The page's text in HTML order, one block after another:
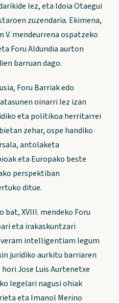
lez, eta Idoia Otaegui
zuzendaria. Ekimena,
V. mendeurrena ospatzeko
Foru Aldundia aurton
barruan dago.
Foru Barriak edo
oinarri lez izan
eta politikoa herritarrei
zehar, ospe handiko
antolaketa
eta Europako beste
perspektiban
ditue.
XVIII. mendeko Foru
eta irakaskuntzari
intelligentiam legum
juridiko aurkitu barriaren
Jose Luis Aurtenetxe
legelari nagusi ohiak
eta Imanol Merino